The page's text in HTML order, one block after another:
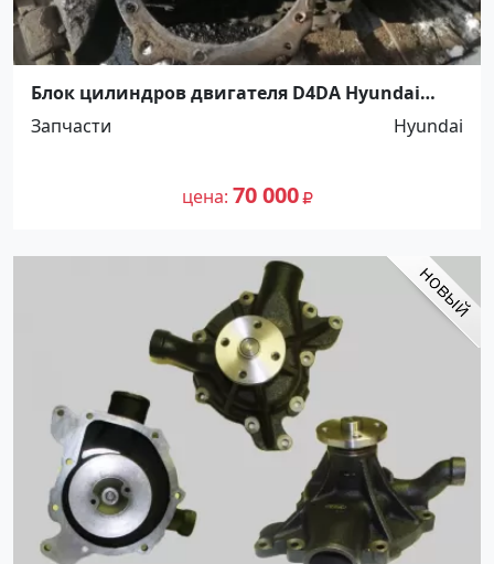
Блок цилиндров двигателя D4DA Hyundai
Краснодар
Запчасти Hyundai
цена 70 000